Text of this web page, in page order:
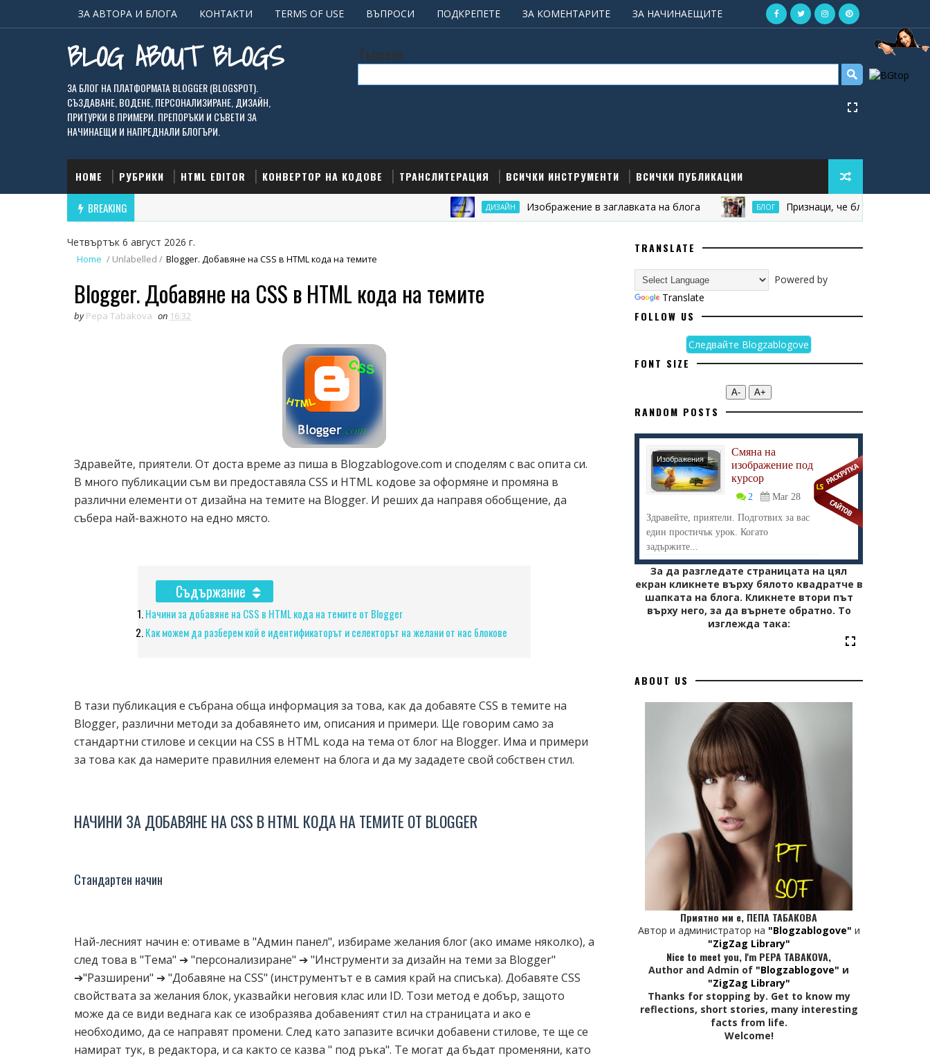
ЗА АВТОРА И БЛОГА КОНТАКТИ TERMS OF USE ВЪПРОСИ ПОДКРЕПЕТЕ ЗА КОМЕНТАРИТЕ ЗА НАЧИНАЕЩИТЕ
BLOG ABOUT BLOGS
ЗА БЛОГ НА ПЛАТФОРМАТА BLOGGER (BLOGSPOT).
СЪЗДАВАНЕ, ВОДЕНЕ, ПЕРСОНАЛИЗИРАНЕ, ДИЗАЙН,
ПРИТУРКИ В ПРИМЕРИ. ПРЕПОРЪКИ И СЪВЕТИ ЗА
НАЧИНАЕЩИ И НАПРЕДНАЛИ БЛОГЪРИ.
Търсене
HOME РУБРИКИ HTML EDITOR КОНВЕРТОР НА КОДОВЕ ТРАНСЛИТЕРАЦИЯ ВСИЧКИ ИНСТРУМЕНТИ ВСИЧКИ ПУБЛИКАЦИИ
BREAKING ДИЗАЙН Изображение в заглавката на блога БЛОГ Признаци, че блогът ви е остарял
Четвъртък 6 август 2026 г.
Home / Unlabelled / Blogger. Добавяне на CSS в HTML кода на темите
Blogger. Добавяне на CSS в HTML кода на темите
by Pepa Tabakova on 16:32
Здравейте, приятели. От доста време аз пиша в Blogzablogove.com и споделям с вас опита си.
В много публикации съм ви предоставяла CSS и HTML кодове за оформяне и промяна в
различни елементи от дизайна на темите на Blogger. И реших да направя обобщение, да
събера най-важното на едно място.
Съдържание
Начини за добавяне на CSS в HTML кода на темите от Blogger
Как можем да разберем кой е идентификаторът и селекторът на желани от нас блокове
В тази публикация е събрана обща информация за това, как да добавяте CSS в темите на
Blogger, различни методи за добавянето им, описания и примери. Ще говорим само за
стандартни стилове и секции на CSS в HTML кода на тема от блог на Blogger. Има и примери
за това как да намерите правилния елемент на блога и да му зададете свой собствен стил.
НАЧИНИ ЗА ДОБАВЯНЕ НА CSS В HTML КОДА НА ТЕМИТЕ ОТ BLOGGER
Стандартен начин
Най-лесният начин е: отиваме в "Админ панел", избираме желания блог (ако имаме няколко), а
след това в "Тема" ➔ "персонализиране" ➔ "Инструменти за дизайн на теми за Blogger"
➔"Разширени" ➔ "Добавяне на CSS" (инструментът е в самия край на списъка). Добавяте CSS
свойствата за желания блок, указвайки неговия клас или ID. Този метод е добър, защото
може да се види веднага как се изобразява добавеният стил на страницата и ако е
необходимо, да се направят промени. След като запазите всички добавени стилове, те ще се
намират тук, в редактора, и са както се казва " под ръка". Те могат да бъдат променяни, като
TRANSLATE
Powered by
Translate
FOLLOW US
Следвайте Blogzablogove
FONT SIZE
А- А+
RANDOM POSTS
Изображения
Смяна на
изображение под
курсор
2
Mar 28
Здравейте, приятели. Подготвих за вас
един простичък урок. Когато
задържите...
За да разгледате страницата на цял
екран кликнете върху бялото квадратче в
шапката на блога. Кликнете втори път
върху него, за да върнете обратно. То
изглежда така:
ABOUT US
Приятно ми е, ПЕПА ТАБАКОВА
Автор и администратор на "Blogzablogove" и
"ZigZag Library"
Nice to meet you, I'm PEPA TABAKOVA,
Author and Admin of "Blogzablogove" и
"ZigZag Library"
Thanks for stopping by. Get to know my
reflections, short stories, many interesting
facts from life.
Welcome!